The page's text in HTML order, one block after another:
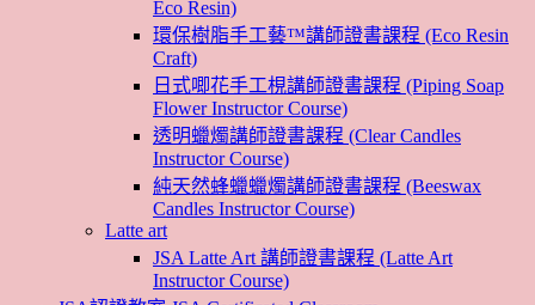
Eco Resin)
環保樹脂手工藝™講師證書課程 (Eco Resin
Craft)
日式唧花手工梘講師證書課程 (Piping Soap
Flower Instructor Course)
透明蠟燭講師證書課程 (Clear Candles
Instructor Course)
純天然蜂蠟蠟燭講師證書課程 (Beeswax
Candles Instructor Course)
Latte art
JSA Latte Art 講師證書課程 (Latte Art
Instructor Course)